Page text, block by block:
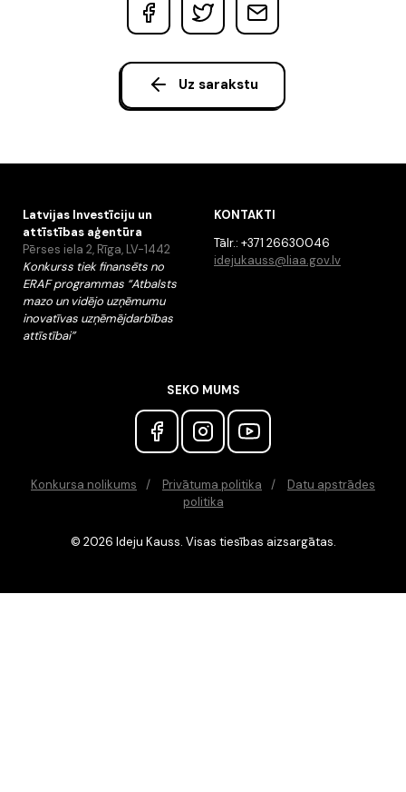
Uz sarakstu
Latvijas Investīciju un
attīstības aģentūra
Pērses iela 2, Rīga, LV-1442
Konkurss tiek finansēts no
ERAF programmas “Atbalsts
mazo un vidējo uzņēmumu
inovatīvas uzņēmējdarbības
attīstībai”
KONTAKTI
Tālr.: +371 26630046
idejukauss@liaa.gov.lv
SEKO MUMS
Konkursa nolikums Privātuma politika
Datu apstrādes
politika
© 2026 Ideju Kauss. Visas tiesības aizsargātas.